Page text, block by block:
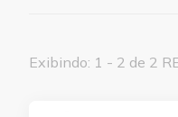
Exibindo: 1 - 2 de 2